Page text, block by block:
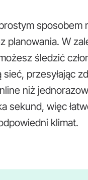
sposobem
planowania. W
śledzić
sieć, przesyłając
niż
sekund, więc
klimat.